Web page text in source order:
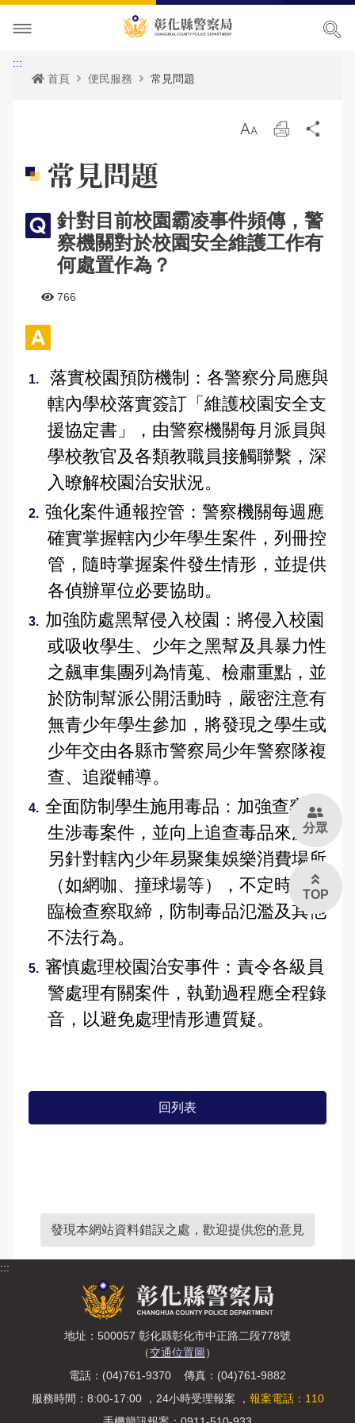
本局簡介
局長簡介
副局長簡介
歷任局長介紹
組織職掌
組織架構
業務職掌
所屬分局
所屬直屬隊
聯絡方式
優良榮耀
警察故事館
本館介紹及沿革
交通資訊
參訪須知
預約參訪
本局參訪須知
大事記
樓層環景導覽
緊急連絡電話
各項宣導
活動訊息
人事公告
性侵高再犯公告
安全及衛生防護執行成果
公開徵信專區
RSS訊息中心
警政爭議訊息澄清
請託關說登錄查察作業統計資料
申辦服務
申辦資訊
線上申辦
常見問題
相關法規
統計資訊
警政統計
應用統計分析專區
性別統計專區
統計資料視覺化查詢專區
雙語詞彙
性別主流化專區
相關連結
治安熱點
拾得遣失物專區
各分局分駐（派出）所服務據點
主題宣導
犯罪預防專區
犯罪預防
反詐騙專區
交通安全專區
彰化縣即時路況資訊服務網
測速照相地點
本縣易肇事路段
違規拖吊查詢
交通事故處理幫手
交通違規簡訊通報
防空避難專區
婦幼專區
婦幼安全警示地點
高再犯危險之性侵害加害人人數公告專區
防制人口販運宣導專區
警政APP下載
廉政指引
重大災害通報專區
民防召募專區
彰化縣擴大召募有志青年加入民防團隊
民意廣場
局長信箱
交通違規
警民交流留言板
影音出版品
活動相簿
影音多媒體
Youtube頻道
政府資訊公開
個人資料保護相關資料
偵查不公開專區
維護管理機制資訊專區
各類法規命令
施政計畫
業務統計
預算及決算書
政策及業務宣導資訊查詢專區
補助公告專區
治安工作會報
內部控制聲明書
雙語詞彙
本局信箱
常見問答
English
:::
首頁
便民服務 常見問題
放 列
常見問題
針對目前校園霸凌事件頻傳，警
察機關對於校園安全維護工作有
何處置作為？
766
落實校園預防機制：各警察分局應與
轄內學校落實簽訂「維護校園安全支
援協定書」，由警察機關每月派員與
學校教官及各類教職員接觸聯繫，深
入暸解校園治安狀況。
強化案件通報控管：警察機關每週應
確實掌握轄內少年學生案件，列冊控
管，隨時掌握案件發生情形，並提供
各偵辦單位必要協助。
加強防處黑幫侵入校園：將侵入校園
或吸收學生、少年之黑幫及具暴力性
之飆車集團列為情蒐、檢肅重點，並
於防制幫派公開活動時，嚴密注意有
無青少年學生參加，將發現之學生或
少年交由各縣市警察局少年警察隊複
查、追蹤輔導。
全面防制學生施用毒品：加強查察學
生涉毒案件，並向上追查毒品來源，
另針對轄內少年易聚集娛樂消費場所
（如網咖、撞球場等），不定時執行
臨檢查察取締，防制毒品氾濫及其他
不法行為。
審慎處理校園治安事件：責令各級員
警處理有關案件，執勤過程應全程錄
音，以避免處理情形遭質疑。
回列表
發現本網站資料錯誤之處，歡迎提供您的意見
:::
地址：500057 彰化縣彰化市中正路二段778號
（交通位置圖 ）
電話：(04)761-9370 傳真：(04)761-9882
服務時間：8:00-17:00 ，24小時受理報案 ， 報案電話：110
分眾
TOP